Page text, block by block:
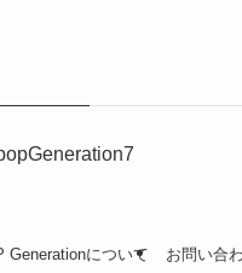
Generationについて お問い合